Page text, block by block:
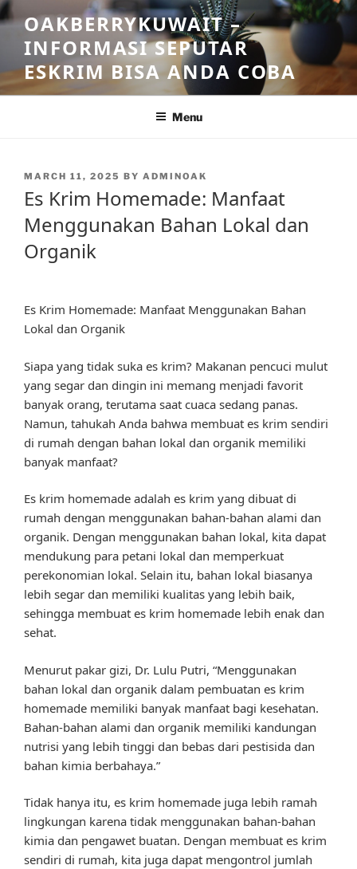
Skip
to
content
OAKBERRYKUWAIT –
INFORMASI SEPUTAR
ESKRIM BISA ANDA COBA
Menu
POSTED
MARCH 11, 2025 BY ADMINOAK
Es Krim Homemade: Manfaat
Menggunakan Bahan Lokal dan
Organik
Es Krim Homemade: Manfaat Menggunakan Bahan
Lokal dan Organik
Siapa yang tidak suka es krim? Makanan pencuci mulut
yang segar dan dingin ini memang menjadi favorit
banyak orang, terutama saat cuaca sedang panas.
Namun, tahukah Anda bahwa membuat es krim sendiri
di rumah dengan bahan lokal dan organik memiliki
banyak manfaat?
Es krim homemade adalah es krim yang dibuat di
rumah dengan menggunakan bahan-bahan alami dan
organik. Dengan menggunakan bahan lokal, kita dapat
mendukung para petani lokal dan memperkuat
perekonomian lokal. Selain itu, bahan lokal biasanya
lebih segar dan memiliki kualitas yang lebih baik,
sehingga membuat es krim homemade lebih enak dan
sehat.
Menurut pakar gizi, Dr. Lulu Putri, “Menggunakan
bahan lokal dan organik dalam pembuatan es krim
homemade memiliki banyak manfaat bagi kesehatan.
Bahan-bahan alami dan organik memiliki kandungan
nutrisi yang lebih tinggi dan bebas dari pestisida dan
bahan kimia berbahaya.”
Tidak hanya itu, es krim homemade juga lebih ramah
lingkungan karena tidak menggunakan bahan-bahan
kimia dan pengawet buatan. Dengan membuat es krim
sendiri di rumah, kita juga dapat mengontrol jumlah